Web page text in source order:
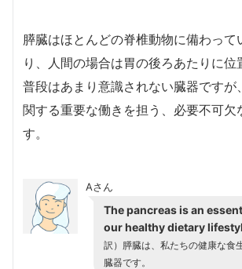
膵臓はほとんどの脊椎動物に備わって
り、人間の場合は胃の後ろあたりに位
普段はあまり意識されない臓器ですが
関する重要な働きを担う、必要不可欠
す。
Aさん
The pancreas is an
our healthy dietary
訳）膵臓は、私たちの健康な食
臓器です。